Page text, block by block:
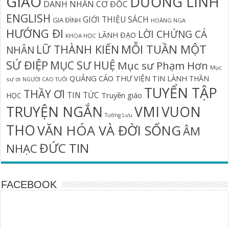
DANH NHÂN CƠ ĐỐC
ENGLISH GIA ĐÌNH GIỚI THIỆU SÁCH HOÀNG NGA
HƯỚNG ĐI KHOA HỌC LÃNH ĐẠO LỜI CHỨNG CÁ
NHÂN LỮ THÀNH KIẾN MỖI TUẦN MỘT
SỨ ĐIỆP MỤC SƯ HUỆ Mục sư Phạm Hơn Mục
sư ơi NGƯỜI CAO TUỔI QUẢNG CÁO THƯ VIỆN TIN LÀNH THẦN
HỌC THẦY ƠI TIN TỨC Truyền giáo TUYỂN TẬP
TRUYỆN NGẮN Tường Lưu VMIVUON
THOVĂN HÓA VÀ ĐỜI SỐNGÂM
NHẠCĐỨC TIN
FACEBOOK